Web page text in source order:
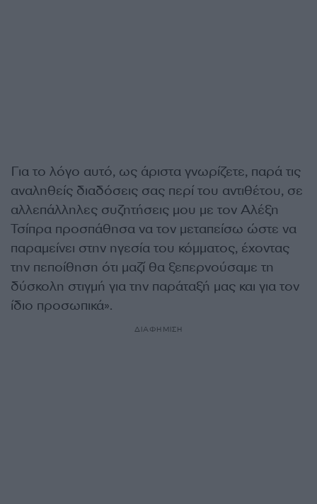
Για το λόγο αυτό, ως άριστα γνωρίζετε, παρά τις
αναληθείς διαδόσεις σας περί του αντιθέτου, σε
αλλεπάλληλες συζητήσεις μου με τον Αλέξη
Τσίπρα προσπάθησα να τον μεταπείσω ώστε να
παραμείνει στην ηγεσία του κόμματος, έχοντας
την πεποίθηση ότι μαζί θα ξεπερνούσαμε τη
δύσκολη στιγμή για την παράταξή μας και για τον
ίδιο προσωπικά».
ΔΙΑΦΗΜΙΣΗ